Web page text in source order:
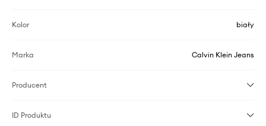
Kolor biały
Marka Calvin Klein Jeans
Producent
ID Produktu